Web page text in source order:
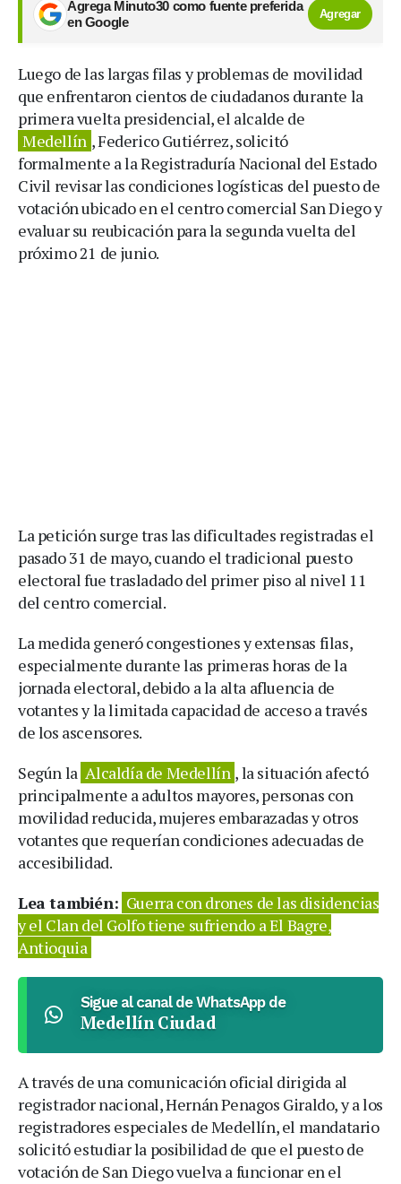
Agrega Minuto30 como fuente preferida
en Google
Agregar
Luego de las largas filas y problemas de movilidad
que enfrentaron cientos de ciudadanos durante la
primera vuelta presidencial, el alcalde de
Medellín , Federico Gutiérrez, solicitó
formalmente a la Registraduría Nacional del Estado
Civil revisar las condiciones logísticas del puesto de
votación ubicado en el centro comercial San Diego y
evaluar su reubicación para la segunda vuelta del
próximo 21 de junio.
La petición surge tras las dificultades registradas el
pasado 31 de mayo, cuando el tradicional puesto
electoral fue trasladado del primer piso al nivel 11
del centro comercial.
La medida generó congestiones y extensas filas,
especialmente durante las primeras horas de la
jornada electoral, debido a la alta afluencia de
votantes y la limitada capacidad de acceso a través
de los ascensores.
Según la Alcaldía de Medellín , la situación afectó
principalmente a adultos mayores, personas con
movilidad reducida, mujeres embarazadas y otros
votantes que requerían condiciones adecuadas de
accesibilidad.
Lea también: Guerra con drones de las disidencias
y el Clan del Golfo tiene sufriendo a El Bagre,
Antioquia
Sigue al canal de WhatsApp de
Medellín Ciudad
A través de una comunicación oficial dirigida al
registrador nacional, Hernán Penagos Giraldo, y a los
registradores especiales de Medellín, el mandatario
solicitó estudiar la posibilidad de que el puesto de
votación de San Diego vuelva a funcionar en el